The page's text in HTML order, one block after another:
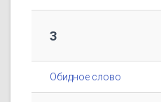
3
Обидное слово